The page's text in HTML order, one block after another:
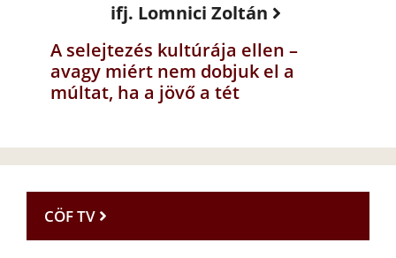
ifj. Lomnici Zoltán
A selejtezés kultúrája ellen –
avagy miért nem dobjuk el a
múltat, ha a jövő a tét
CÖF TV